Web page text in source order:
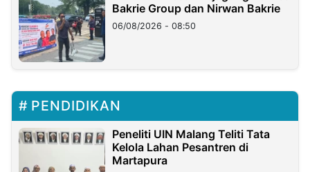
Bakrie Group dan Nirwan Bakrie
06/08/2026 - 08:50
PENDIDIKAN
Peneliti UIN Malang Teliti Tata
Kelola Lahan Pesantren di
Martapura